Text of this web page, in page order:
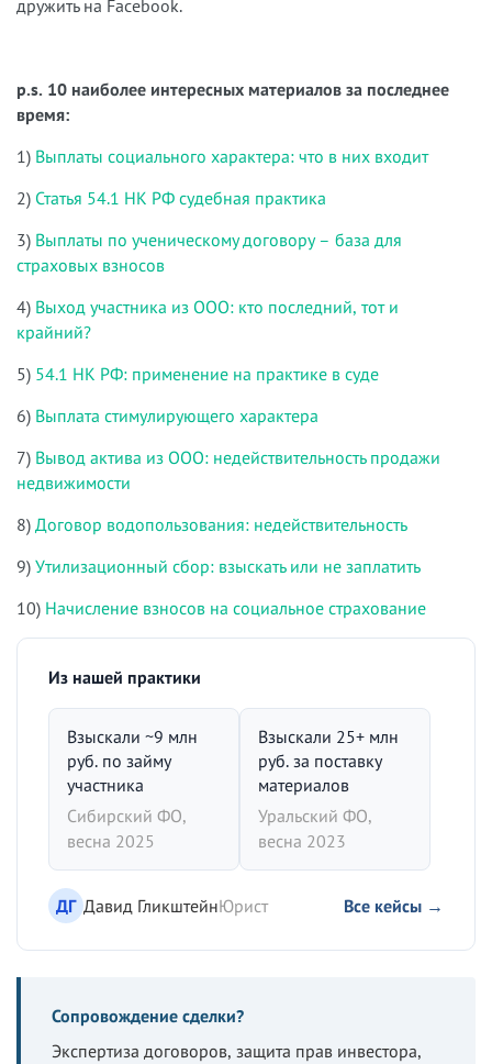
дружить на Facebook.
p.s. 10 наиболее интересных материалов за последнее
время:
1) Выплаты социального характера: что в них входит
2) Статья 54.1 НК РФ судебная практика
3) Выплаты по ученическому договору – база для
страховых взносов
4) Выход участника из ООО: кто последний, тот и
крайний?
5) 54.1 НК РФ: применение на практике в суде
6) Выплата стимулирующего характера
7) Вывод актива из ООО: недействительность продажи
недвижимости
8) Договор водопользования: недействительность
9) Утилизационный сбор: взыскать или не заплатить
10) Начисление взносов на социальное страхование
Из нашей практики
Взыскали ~9 млн
руб. по займу
участника
Сибирский ФО,
весна 2025
Взыскали 25+ млн
руб. за поставку
материалов
Уральский ФО,
весна 2023
ДГ Давид ГликштейнЮрист Все кейсы →
Сопровождение сделки?
Экспертиза договоров, защита прав инвестора,